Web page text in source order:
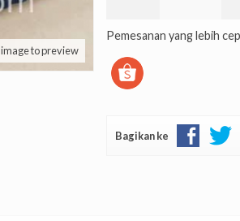
to preview
Pemesanan yang lebih
Bagikan ke